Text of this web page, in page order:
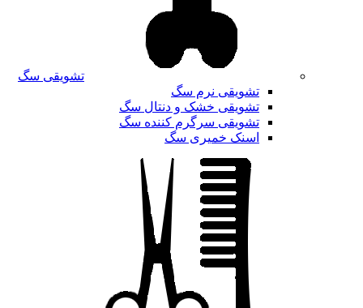
تشویقی سگ
تشویقی نرم سگ
تشویقی خشک و دنتال سگ
تشویقی سرگرم کننده سگ
اسنک خمیری سگ